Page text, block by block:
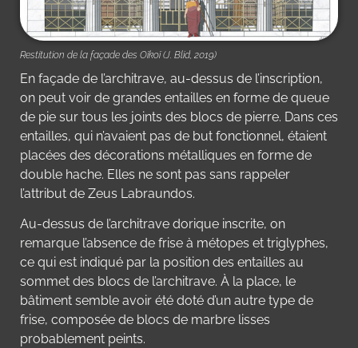
Restitution de la façade des Oïkoï (J. Blid, 2019)
En façade de l’architrave, au-dessus de l’inscription,
on peut voir de grandes entailles en forme de queue
de pie sur tous les joints des blocs de pierre. Dans ces
entailles, qui n’avaient pas de but fonctionnel, étaient
placées des décorations métalliques en forme de
double hache. Elles ne sont pas sans rappeler
l’attribut de Zeus Labraundos.
Au-dessus de l’architrave dorique inscrite, on
remarque l’absence de frise à métopes et triglyphes,
ce qui est indiqué par la position des entailles au
sommet des blocs de l’architrave. À la place, le
bâtiment semble avoir été doté d’un autre type de
frise, composée de blocs de marbre lisses
probablement peints.